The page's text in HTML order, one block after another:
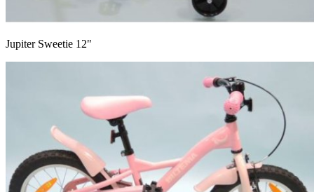
Jupiter Sweetie 12"